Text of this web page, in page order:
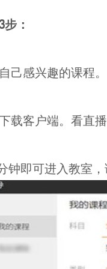
：
己感兴趣的课程。
载客户端。看直
钟即可进入教室